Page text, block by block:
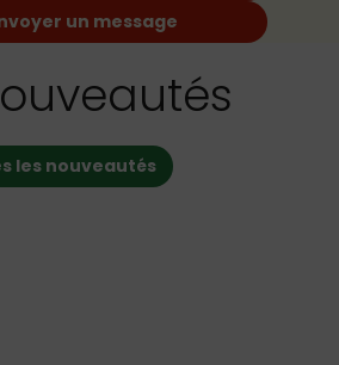
un message
les nouveautés